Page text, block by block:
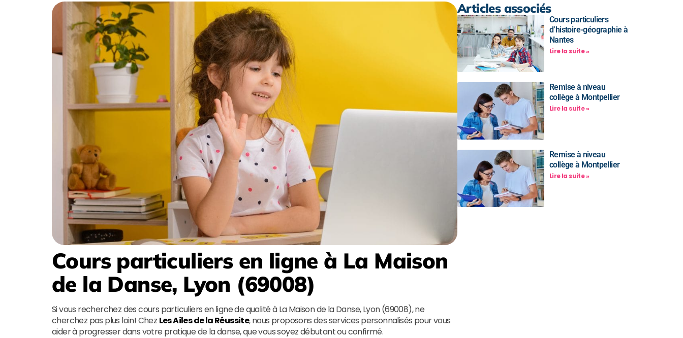
Cours particuliers en ligne à La Maison
de la Danse, Lyon (69008)
Si vous recherchez des cours particuliers en ligne de qualité à La Maison de la Danse, Lyon (69008), ne
cherchez pas plus loin! Chez Les Ailes de la Réussite, nous proposons des services personnalisés pour vous
aider à progresser dans votre pratique de la danse, que vous soyez débutant ou confirmé.
Articles associés
Cours particuliers
d’histoire-géographie à
Nantes
Lire la suite »
Remise à niveau
collège à Montpellier
Lire la suite »
Remise à niveau
collège à Montpellier
Lire la suite »